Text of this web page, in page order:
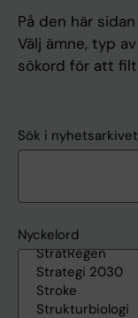
På den här
Välj ämne, typ
sökord för att
Sök i nyhetsarkivet
Nyckelord